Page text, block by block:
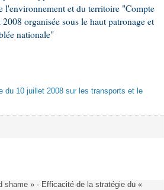
l'environnement et du territoire "Compte
organisée sous le haut patronage et
nationale"
du 10 juillet 2008 sur les transports et le
shame » - Efficacité de la stratégie du «